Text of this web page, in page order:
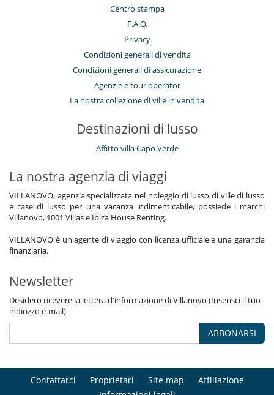
Centro stampa
F.A.Q.
Privacy
Condizioni generali di vendita
Condizioni generali di assicurazione
Agenzie e tour operator
La nostra collezione di ville in vendita
Destinazioni di lusso
Affitto villa Capo Verde
La nostra agenzia di viaggi
VILLANOVO, agenzia specializzata nel noleggio di lusso di ville di lusso
e case di lusso per una vacanza indimenticabile, possiede i marchi
Villanovo, 1001 Villas e Ibiza House Renting.
VILLANOVO è un agente di viaggio con licenza ufficiale e una garanzia
finanziaria.
Newsletter
Desidero ricevere la lettera d'informazione di Villanovo (Inserisci il tuo
indirizzo e-mail)
ABBONARSI
Contattarci Proprietari Site map
Affiliazione